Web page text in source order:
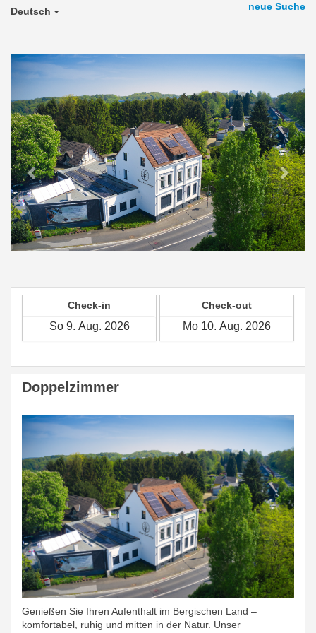
Deutsch neue Suche
Previous Next
Check-in Check-out
Doppelzimmer
Genießen Sie Ihren Aufenthalt im Bergischen Land –
komfortabel, ruhig und mitten in der Natur. Unser